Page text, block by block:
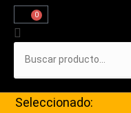
0
Seleccionado: